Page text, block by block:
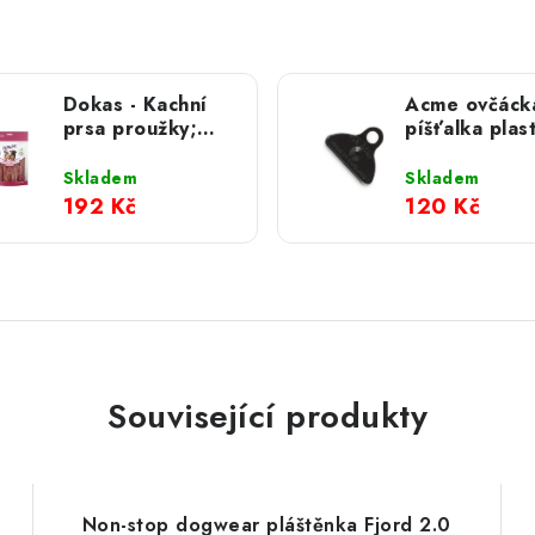
Dokas - Kachní
prsa proužky;
Skladem
192 Kč
Acme
píšťalka
Skladem
120 Kč
Související produkty
Non-stop dogwear pláštěnka Fjord 2.0